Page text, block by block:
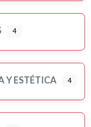
4
Y ESTÉTICA 4